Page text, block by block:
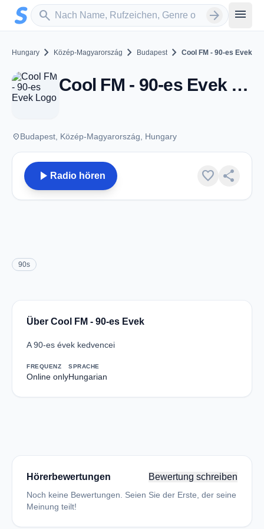
Zum Hauptinhalt springen
search
Sender suchen arrow_forward menu
Hungary chevron_right Közép-Magyarország chevron_right Budapest chevron_right Cool FM - 90-es Evek
Cool FM - 90-es Evek - Budapest
placeBudapest, Közép-Magyarország, Hungary
play_arrow Radio hören favorite share
90s
Über Cool FM - 90-es Evek
A 90-es évek kedvencei
FREQUENZ
Online only
SPRACHE
Hungarian
Hörerbewertungen Bewertung schreiben
Noch keine Bewertungen. Seien Sie der Erste, der seine
Meinung teilt!